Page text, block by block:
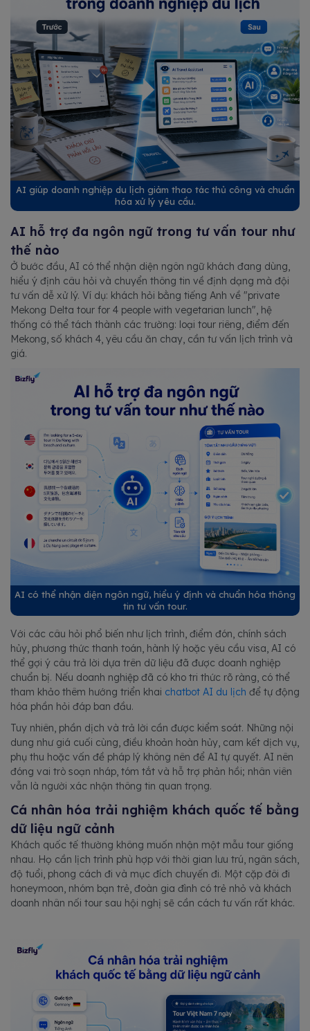
AI giúp doanh nghiệp du lịch giảm thao tác thủ công và chuẩn
hóa xử lý yêu cầu.
AI hỗ trợ đa ngôn ngữ trong tư vấn tour như
thế nào
Ở bước đầu, AI có thể nhận diện ngôn ngữ khách đang dùng,
hiểu ý định câu hỏi và chuyển thông tin về định dạng mà đội
tư vấn dễ xử lý. Ví dụ: khách hỏi bằng tiếng Anh về "private
Mekong Delta tour for 4 people with vegetarian lunch", hệ
thống có thể tách thành các trường: loại tour riêng, điểm đến
Mekong, số khách 4, yêu cầu ăn chay, cần tư vấn lịch trình và
giá.
AI có thể nhận diện ngôn ngữ, hiểu ý định và chuẩn hóa thông
tin tư vấn tour.
Với các câu hỏi phổ biến như lịch trình, điểm đón, chính sách
hủy, phương thức thanh toán, hành lý hoặc yêu cầu visa, AI có
thể gợi ý câu trả lời dựa trên dữ liệu đã được doanh nghiệp
chuẩn bị. Nếu doanh nghiệp đã có kho tri thức rõ ràng, có thể
tham khảo thêm hướng triển khai chatbot AI du lịch để tự động
hóa phần hỏi đáp ban đầu.
Tuy nhiên, phần dịch và trả lời cần được kiểm soát. Những nội
dung như giá cuối cùng, điều khoản hoàn hủy, cam kết dịch vụ,
phụ thu hoặc vấn đề pháp lý không nên để AI tự quyết. AI nên
đóng vai trò soạn nháp, tóm tắt và hỗ trợ phản hồi; nhân viên
vẫn là người xác nhận thông tin quan trọng.
Cá nhân hóa trải nghiệm khách quốc tế bằng
dữ liệu ngữ cảnh
Khách quốc tế thường không muốn nhận một mẫu tour giống
nhau. Họ cần lịch trình phù hợp với thời gian lưu trú, ngân sách,
độ tuổi, phong cách đi và mục đích chuyến đi. Một cặp đôi đi
honeymoon, nhóm bạn trẻ, đoàn gia đình có trẻ nhỏ và khách
doanh nhân nối tour sau hội nghị sẽ cần cách tư vấn rất khác.